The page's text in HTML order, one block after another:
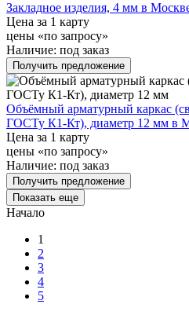
Закладное изделия, 4 мм в
Цена за 1 карту
цены «по запросу»
Наличие: под заказ
Получить предложение
Объёмный арматурный каркас
ГОСТу К1-Кт), диаметр 12 мм в
Цена за 1 карту
цены «по запросу»
Наличие: под заказ
Получить предложение
Показать еще
Начало
1
2
3
4
5